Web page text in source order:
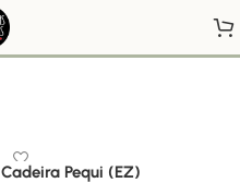
Cadeira Pequi (EZ)